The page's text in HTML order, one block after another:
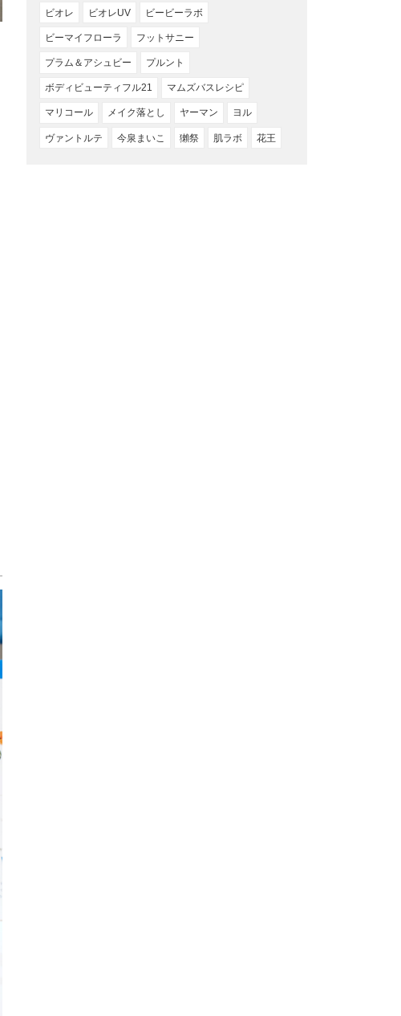
ビオレ ビオレUV ビービーラボ
ビーマイフローラ フットサニー
プラム＆アシュビー プルント
ボディビューティフル21 マムズバスレシピ
マリコール メイク落とし ヤーマン ヨル
ヴァントルテ 今泉まいこ 獺祭 肌ラボ 花王